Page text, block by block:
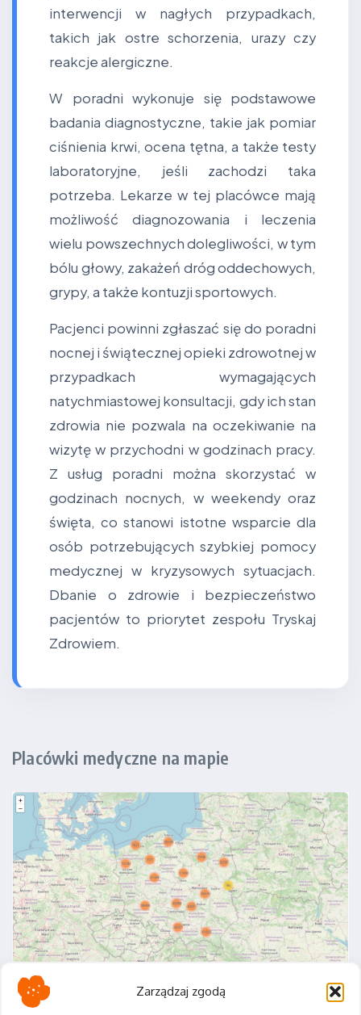
Zarządzaj zgodą
interwencji w nagłych przypadkach,
takich jak ostre schorzenia, urazy czy
reakcje alergiczne.
W poradni wykonuje się podstawowe
badania diagnostyczne, takie jak pomiar
ciśnienia krwi, ocena tętna, a także testy
laboratoryjne, jeśli zachodzi taka
potrzeba. Lekarze w tej placówce mają
możliwość diagnozowania i leczenia
wielu powszechnych dolegliwości, w tym
bólu głowy, zakażeń dróg oddechowych,
grypy, a także kontuzji sportowych.
Pacjenci powinni zgłaszać się do poradni
nocnej i świątecznej opieki zdrowotnej w
przypadkach wymagających
natychmiastowej konsultacji, gdy ich stan
zdrowia nie pozwala na oczekiwanie na
wizytę w przychodni w godzinach pracy.
Z usług poradni można skorzystać w
godzinach nocnych, w weekendy oraz
święta, co stanowi istotne wsparcie dla
osób potrzebujących szybkiej pomocy
medycznej w kryzysowych sytuacjach.
Dbanie o zdrowie i bezpieczeństwo
pacjentów to priorytet zespołu Tryskaj
Zdrowiem.
Placówki medyczne na mapie